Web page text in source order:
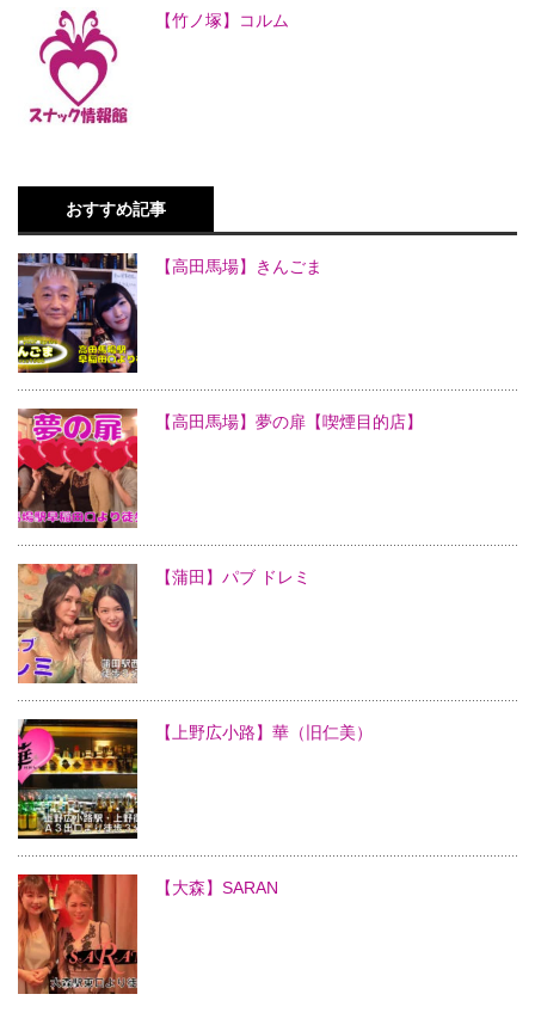
【竹ノ塚】コルム
おすすめ記事
【高田馬場】きんごま
【高田馬場】夢の扉【喫煙目的店】
【蒲田】パブ ドレミ
【上野広小路】華（旧仁美）
【大森】SARAN